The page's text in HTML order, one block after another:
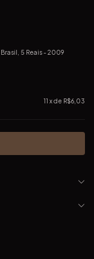
Brasil, 5 Reais - 2009
11 x de R$6,03